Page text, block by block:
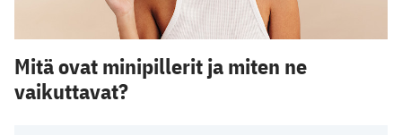
Mitä ovat minipillerit ja miten ne
vaikuttavat?